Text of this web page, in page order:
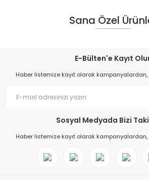
Sana Özel
E-Bülten'e Kayıt
Haber listemize kayıt olarak
Sosyal Medyada Bizi
Haber listemize kayıt olarak